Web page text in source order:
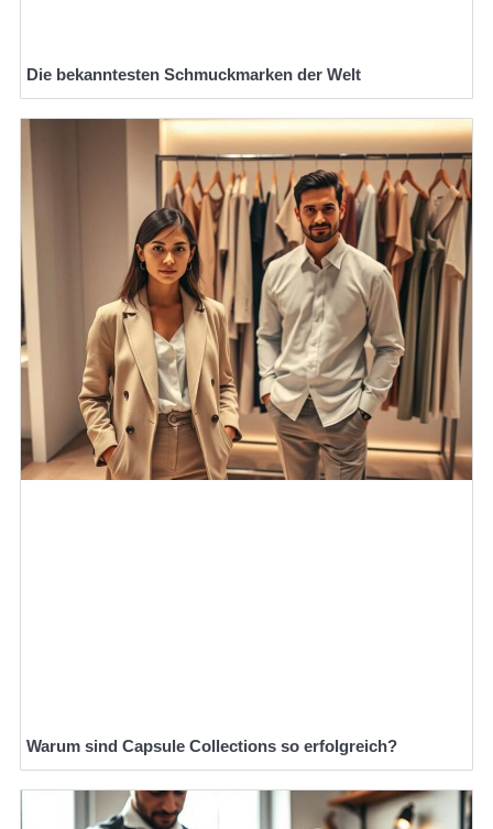
Die bekanntesten Schmuckmarken der Welt
Warum sind Capsule Collections so erfolgreich?